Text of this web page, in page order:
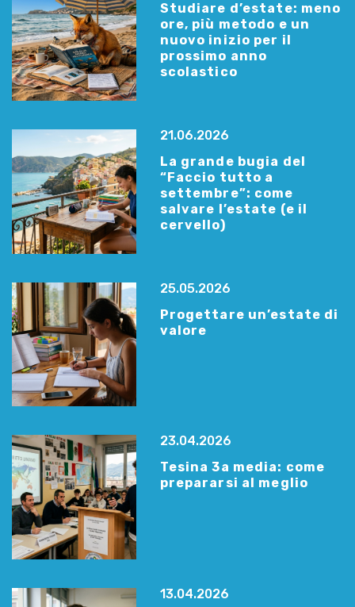
Studiare d’estate: meno
ore, più metodo e un
nuovo inizio per il
prossimo anno
scolastico
21.06.2026
La grande bugia del
“Faccio tutto a
settembre”: come
salvare l’estate (e il
cervello)
25.05.2026
Progettare un’estate di
valore
23.04.2026
Tesina 3a media: come
prepararsi al meglio
13.04.2026